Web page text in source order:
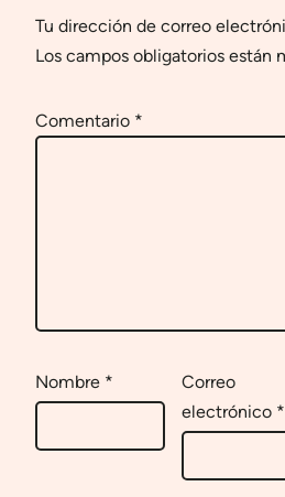
Tu dirección de correo
Los campos obligatorios están
Comentario *
Nombre *
Correo
electrónico *